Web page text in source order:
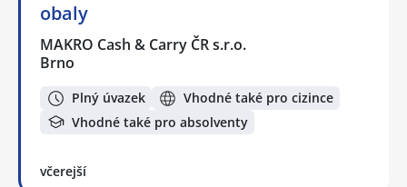
obaly
MAKRO Cash & Carry ČR s.r.o.
Brno
Plný úvazek
Vhodné také pro cizince
Vhodné také pro absolventy
včerejší